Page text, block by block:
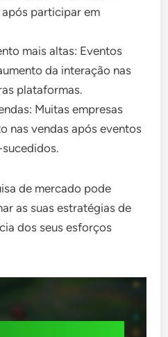
participar em
mais altas: Eventos
da interação nas
plataformas.
Muitas empresas
nas vendas após eventos
de mercado pode
as suas estratégias de
dos seus esforços